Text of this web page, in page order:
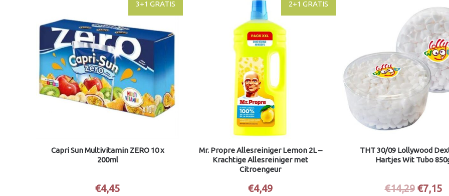
Capri Sun Multivitamin ZERO 10 x
200ml
€4,45
3+1 GRATIS
Mr. Propre Allesreiniger Lemon 2L –
Krachtige Allesreiniger met
Citroengeur
€4,49
2+1 GRATIS
THT 30/09 Lollywood
Hartjes Wit Tubo
€14,29
prijs
was:
€14,29.
€7,15